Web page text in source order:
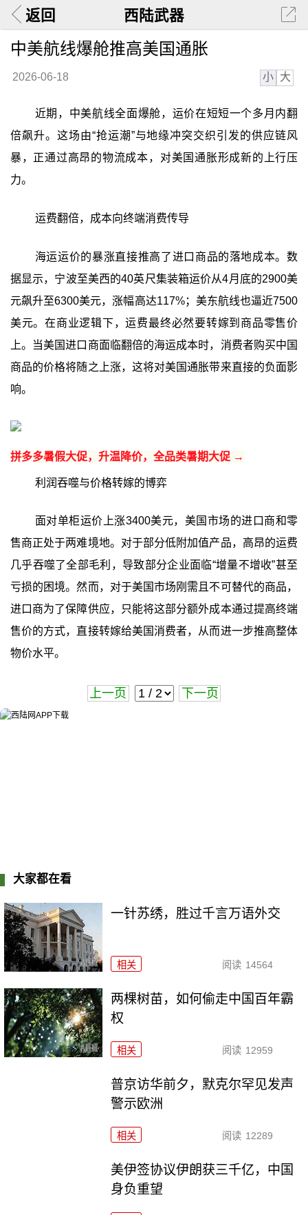
返回 西陆武器
中美航线爆舱推高美国通胀
2026-06-18 小 大
近期，中美航线全面爆舱，运价在短短一个多月内翻
倍飙升。这场由“抢运潮”与地缘冲突交织引发的供应链风
暴，正通过高昂的物流成本，对美国通胀形成新的上行压
力。
运费翻倍，成本向终端消费传导
海运运价的暴涨直接推高了进口商品的落地成本。数
据显示，宁波至美西的40英尺集装箱运价从4月底的2900美
元飙升至6300美元，涨幅高达117%；美东航线也逼近7500
美元。在商业逻辑下，运费最终必然要转嫁到商品零售价
上。当美国进口商面临翻倍的海运成本时，消费者购买中国
商品的价格将随之上涨，这将对美国通胀带来直接的负面影
响。
拼多多暑假大促，升温降价，全品类暑期大促 →
利润吞噬与价格转嫁的博弈
面对单柜运价上涨3400美元，美国市场的进口商和零
售商正处于两难境地。对于部分低附加值产品，高昂的运费
几乎吞噬了全部毛利，导致部分企业面临“增量不增收”甚至
亏损的困境。然而，对于美国市场刚需且不可替代的商品，
进口商为了保障供应，只能将这部分额外成本通过提高终端
售价的方式，直接转嫁给美国消费者，从而进一步推高整体
物价水平。
上一页 下一页
大家都在看
一针苏绣，胜过千言万语外交
相关 阅读 14564
两棵树苗，如何偷走中国百年霸
权
相关 阅读 12959
普京访华前夕，默克尔罕见发声
警示欧洲
相关 阅读 12289
美伊签协议伊朗获三千亿，中国
身负重望